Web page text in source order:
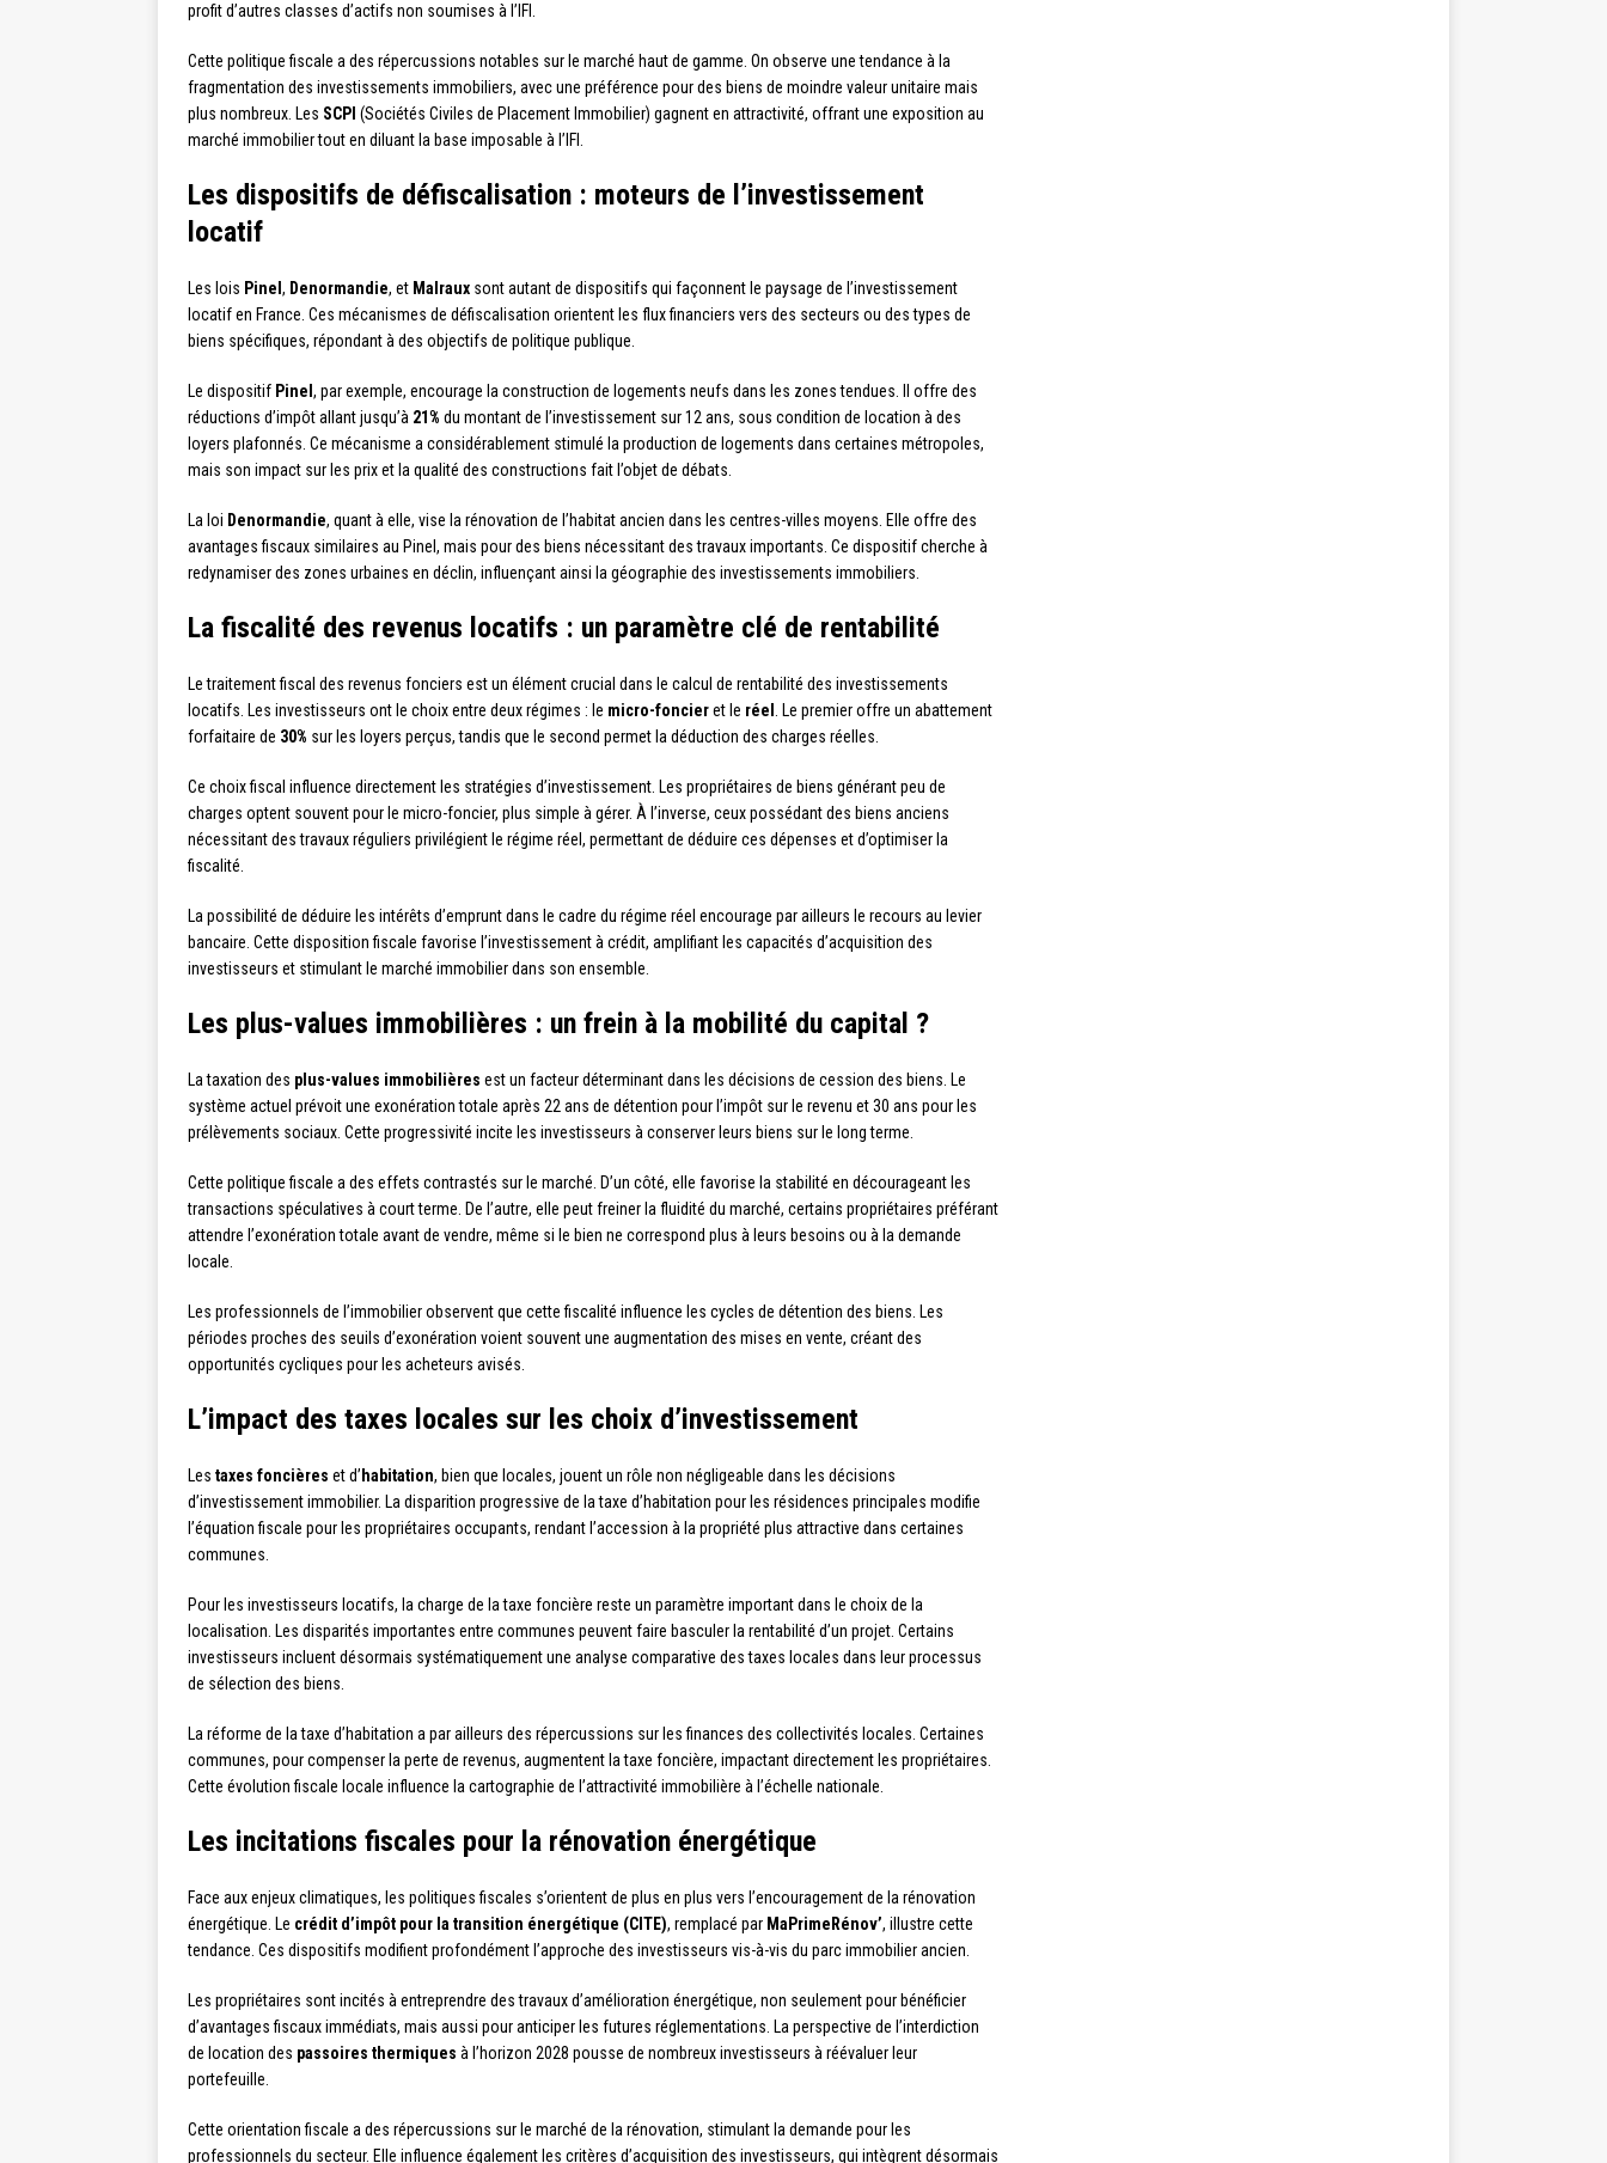
profit d’autres classes d’actifs non soumises à l’IFI.
Cette politique fiscale a des répercussions notables sur le marché haut de gamme. On observe une tendance à la
fragmentation des investissements immobiliers, avec une préférence pour des biens de moindre valeur unitaire mais
plus nombreux. Les SCPI (Sociétés Civiles de Placement Immobilier) gagnent en attractivité, offrant une exposition au
marché immobilier tout en diluant la base imposable à l’IFI.
Les dispositifs de défiscalisation : moteurs de l’investissement
locatif
Les lois Pinel , Denormandie, et Malraux sont autant de dispositifs qui façonnent le paysage de l’investissement
locatif en France. Ces mécanismes de défiscalisation orientent les flux financiers vers des secteurs ou des types de
biens spécifiques, répondant à des objectifs de politique publique.
Le dispositif Pinel , par exemple, encourage la construction de logements neufs dans les zones tendues. Il offre des
réductions d’impôt allant jusqu’à 21% du montant de l’investissement sur 12 ans, sous condition de location à des
loyers plafonnés. Ce mécanisme a considérablement stimulé la production de logements dans certaines métropoles,
mais son impact sur les prix et la qualité des constructions fait l’objet de débats.
La loi Denormandie, quant à elle, vise la rénovation de l’habitat ancien dans les centres-villes moyens. Elle offre des
avantages fiscaux similaires au Pinel, mais pour des biens nécessitant des travaux importants. Ce dispositif cherche à
redynamiser des zones urbaines en déclin, influençant ainsi la géographie des investissements immobiliers.
La fiscalité des revenus locatifs : un paramètre clé de rentabilité
Le traitement fiscal des revenus fonciers est un élément crucial dans le calcul de rentabilité des investissements
locatifs. Les investisseurs ont le choix entre deux régimes : le micro-foncieret le réel
. Le premier offre un abattement
forfaitaire de 30% sur les loyers perçus, tandis que le second permet la déduction des charges réelles.
Ce choix fiscal influence directement les stratégies d’investissement. Les propriétaires de biens générant peu de
charges optent souvent pour le micro-foncier, plus simple à gérer. À l’inverse, ceux possédant des biens anciens
nécessitant des travaux réguliers privilégient le régime réel, permettant de déduire ces dépenses et d’optimiser la
fiscalité.
La possibilité de déduire les intérêts d’emprunt dans le cadre du régime réel encourage par ailleurs le recours au levier
bancaire. Cette disposition fiscale favorise l’investissement à crédit, amplifiant les capacités d’acquisition des
investisseurs et stimulant le marché immobilier dans son ensemble.
Les plus-values immobilières : un frein à la mobilité du capital ?
La taxation des plus-values immobilières est un facteur déterminant dans les décisions de cession des biens. Le
système actuel prévoit une exonération totale après 22 ans de détention pour l’impôt sur le revenu et 30 ans pour les
prélèvements sociaux. Cette progressivité incite les investisseurs à conserver leurs biens sur le long terme.
Cette politique fiscale a des effets contrastés sur le marché. D’un côté, elle favorise la stabilité en décourageant les
transactions spéculatives à court terme. De l’autre, elle peut freiner la fluidité du marché, certains propriétaires préférant
attendre l’exonération totale avant de vendre, même si le bien ne correspond plus à leurs besoins ou à la demande
locale.
Les professionnels de l’immobilier observent que cette fiscalité influence les cycles de détention des biens. Les
périodes proches des seuils d’exonération voient souvent une augmentation des mises en vente, créant des
opportunités cycliques pour les acheteurs avisés.
L’impact des taxes locales sur les choix d’investissement
Les taxes foncières et d’ habitation, bien que locales, jouent un rôle non négligeable dans les décisions
d’investissement immobilier. La disparition progressive de la taxe d’habitation pour les résidences principales modifie
l’équation fiscale pour les propriétaires occupants, rendant l’accession à la propriété plus attractive dans certaines
communes.
Pour les investisseurs locatifs, la charge de la taxe foncière reste un paramètre important dans le choix de la
localisation. Les disparités importantes entre communes peuvent faire basculer la rentabilité d’un projet. Certains
investisseurs incluent désormais systématiquement une analyse comparative des taxes locales dans leur processus
de sélection des biens.
La réforme de la taxe d’habitation a par ailleurs des répercussions sur les finances des collectivités locales. Certaines
communes, pour compenser la perte de revenus, augmentent la taxe foncière, impactant directement les propriétaires.
Cette évolution fiscale locale influence la cartographie de l’attractivité immobilière à l’échelle nationale.
Les incitations fiscales pour la rénovation énergétique
Face aux enjeux climatiques, les politiques fiscales s’orientent de plus en plus vers l’encouragement de la rénovation
énergétique. Le crédit d’impôt pour la transition énergétique (CITE), remplacé par MaPrimeRénov’, illustre cette
tendance. Ces dispositifs modifient profondément l’approche des investisseurs vis-à-vis du parc immobilier ancien.
Les propriétaires sont incités à entreprendre des travaux d’amélioration énergétique, non seulement pour bénéficier
d’avantages fiscaux immédiats, mais aussi pour anticiper les futures réglementations. La perspective de l’interdiction
de location des passoires thermiques à l’horizon 2028 pousse de nombreux investisseurs à réévaluer leur
portefeuille.
Cette orientation fiscale a des répercussions sur le marché de la rénovation, stimulant la demande pour les
professionnels du secteur. Elle influence également les critères d’acquisition des investisseurs, qui intègrent désormais